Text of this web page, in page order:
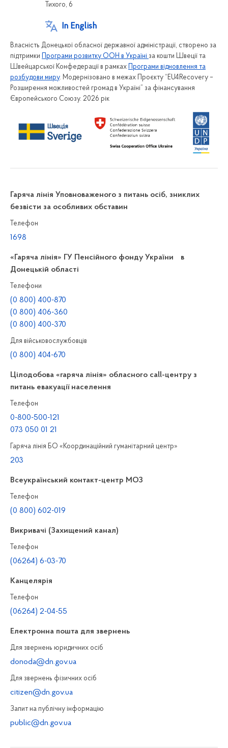
Тихого, 6
In English
Власність Донецької обласної державної адміністрації, створено за
підтримки
Програми розвитку ООН в Україні за кошти Швеції та
Швейцарської Конфедерації в рамках
Програми відновлення та
розбудови миру. Модернізовано в межах Проєкту “EU4Recovery –
Розширення можливостей громад в Україні” за фінансування
Європейського Союзу. 2026 рік
Гаряча лінія Уповноваженого з питань осіб, зниклих
безвісти за особливих обставин
Телефон
1698
«Гаряча лінія» ГУ Пенсійного фонду України в
Донецькій області
Телефони
(0 800) 400-870
(0 800) 406-360
(0 800) 400-370
Для військовослужбовців
(0 800) 404-670
Цілодобова «гаряча лінія» обласного call-центру з
питань евакуації населення
Телефон
0-800-500-121
073 050 01 21
Гаряча лінія БО «Координаційний гуманітарний центр»
203
Всеукраїнський контакт-центр МОЗ
Телефон
(0 800) 602-019
Викривачі (Захищений канал)
Телефон
(06264) 6-03-70
Канцелярiя
Телефон
(06264) 2-04-55
Електронна пошта для звернень
Для звернень юридичних осiб
donoda@dn.gov.ua
Для звернень фізичних осiб
citizen@dn.gov.ua
Запит на публiчну інформацiю
public@dn.gov.ua